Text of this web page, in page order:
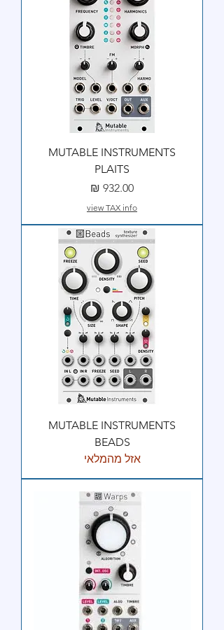
MUTABLE INSTRUMENTS
PLAITS
מחיר
view TAX info
MUTABLE INSTRUMENTS
BEADS
אזל מהמלאי